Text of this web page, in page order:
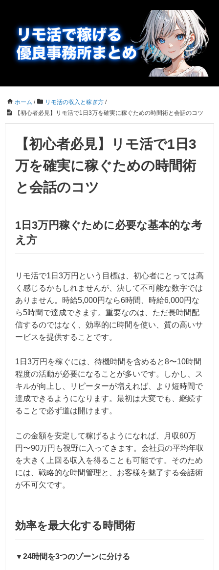
ホーム / リモ活の収入と稼ぎ方 /
【初心者必見】リモ活で1日3万を確実に稼ぐための時間術と会話のコツ
【初心者必見】リモ活で1日3
万を確実に稼ぐための時間術
と会話のコツ
1日3万円稼ぐために必要な基本的な考
え方
リモ活で1日3万円という目標は、初心者にとっては高
く感じるかもしれませんが、決して不可能な数字では
ありません。時給5,000円なら6時間、時給6,000円な
ら5時間で達成できます。重要なのは、ただ長時間配
信するのではなく、効率的に時間を使い、質の高いサ
ービスを提供することです。
1日3万円を稼ぐには、待機時間を含めると8〜10時間
程度の活動が必要になることが多いです。しかし、ス
キルが向上し、リピーターが増えれば、より短時間で
達成できるようになります。最初は大変でも、継続す
ることで必ず道は開けます。
この金額を安定して稼げるようになれば、月収60万
円〜90万円も視野に入ってきます。会社員の平均年収
を大きく上回る収入を得ることも可能です。そのため
には、戦略的な時間管理と、お客様を魅了する会話術
が不可欠です。
効率を最大化する時間術
▼24時間を3つのゾーンに分ける